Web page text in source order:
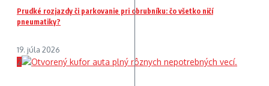
Prudké rozjazdy či parkovanie pri obrubníku: čo všetko ničí
pneumatiky?
19. júla 2026
2